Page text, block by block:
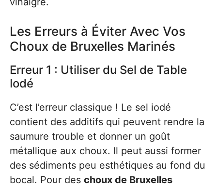
Les Erreurs à Éviter Avec Vos
Choux de Bruxelles Marinés
Erreur 1 : Utiliser du Sel de Table
Iodé
C’est l’erreur classique ! Le sel iodé
contient des additifs qui peuvent rendre la
saumure trouble et donner un goût
métallique aux choux. Il peut aussi former
des sédiments peu esthétiques au fond du
bocal. Pour des choux de Bruxelles